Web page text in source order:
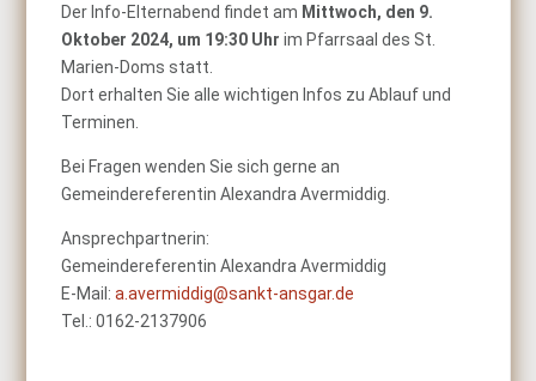
Der Info-Elternabend findet am Mittwoch, den 9.
Oktober 2024, um 19:30 Uhr im Pfarrsaal des St.
Marien-Doms statt.
Dort erhalten Sie alle wichtigen Infos zu Ablauf und
Terminen.
Bei Fragen wenden Sie sich gerne an
Gemeindereferentin Alexandra Avermiddig.
Ansprechpartnerin:
Gemeindereferentin Alexandra Avermiddig
E-Mail:a.avermiddig@sankt-ansgar.de
Tel.: 0162-2137906